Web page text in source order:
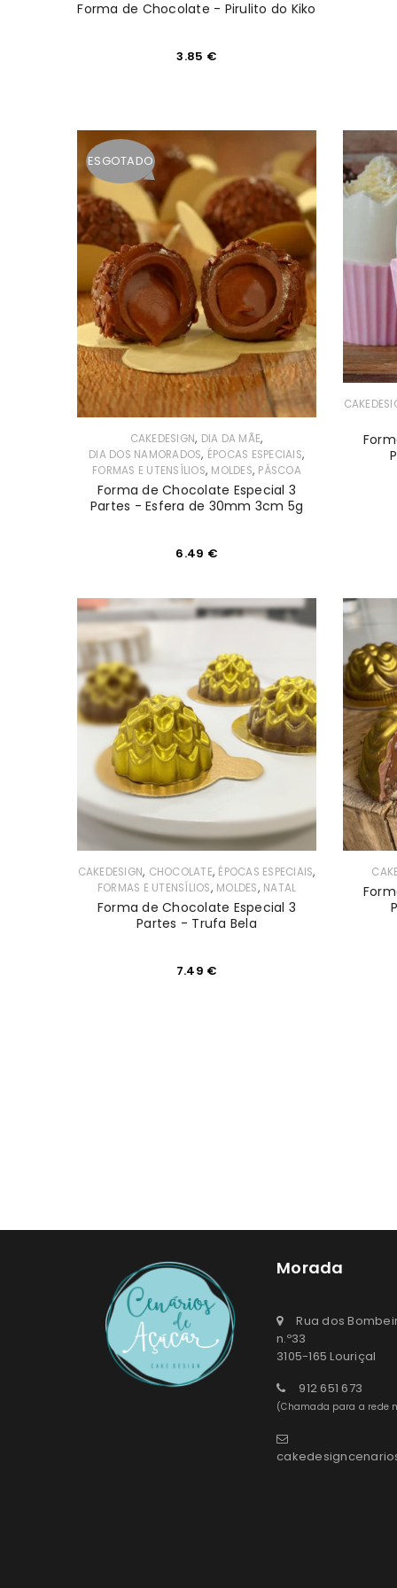
INICIAR SESSÃO
Nome de utilizador ou email*
Senha*
INICIAR SESSÃO
PERDEU A SUA SENHA?
Forma de Chocolate - Pirulito do Kiko
3.85 €
ESGOTADO
CAKEDESIGN, DIA DA MÃE,
DIA DOS NAMORADOS, ÉPOCAS ESPECIAIS,
FORMAS E UTENSÍLIOS, MOLDES, PÁSCOA
Forma de Chocolate Especial 3
Partes - Esfera de 30mm 3cm 5g
6.49 €
CAKEDESIGN, CHOCOLATE, ÉPOCAS ESPECIAIS,
FORMAS E UTENSÍLIOS, MOLDES, NATAL
Forma de Chocolate Especial 3
Partes - Trufa Bela
7.49 €
Morada
Rua dos
n.º33
3105-165 Louriçal
912 651 673
(Chamada para a rede